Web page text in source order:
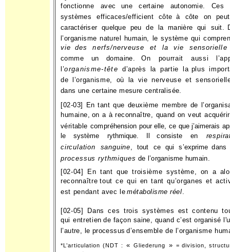
fonctionne avec
une certaine autonomie. Ces
systèmes efficaces/efficient côte à côte on
caractériser quelque peu de la manière qui suit.
l’organisme naturel humain, le système qui
vie des nerfs/nerveuse et la vie sensorielle
comme un domaine.
On pourrait aussi
l’organisme-tête d’après la partie la plus
de l’organisme, où la vie nerveuse et
dans une certaine mesure centralisée.
[02-03] En tant que deuxième membre de
humaine, on a à reconnaître, quand on veut
véritable compré­hension pour elle, ce que j’aimerais
le système rythmique. Il
consiste en
circulation sanguine, tout ce qui s’exprime dans
processus rythmiques de l’organisme humain.
[02-04] En tant que troisième système, on a
reconnaître tout ce qui en tant qu’organes et
est pendant avec le métabolisme réel
[02-05] Dans ces trois systèmes est contenu
qui entretien de façon saine, quand c’est organisé
l’autre, le processus d’ensemble de l’organisme
*L’articulation (NDT : « Gliederung » = division,